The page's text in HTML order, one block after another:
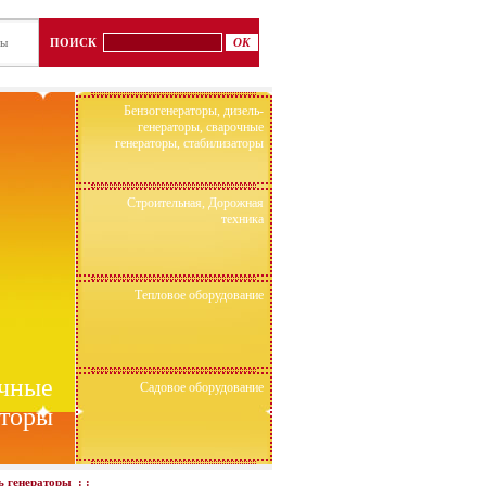
ПОИСК
Бензогенераторы, дизель-
генераторы, сварочные
генераторы, стабилизаторы
Строительная, Дорожная
техника
Тепловое оборудование
Садовое оборудование
генераторы: :